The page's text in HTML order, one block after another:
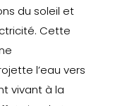
du soleil et
Cette
l’eau vers
vivant à la